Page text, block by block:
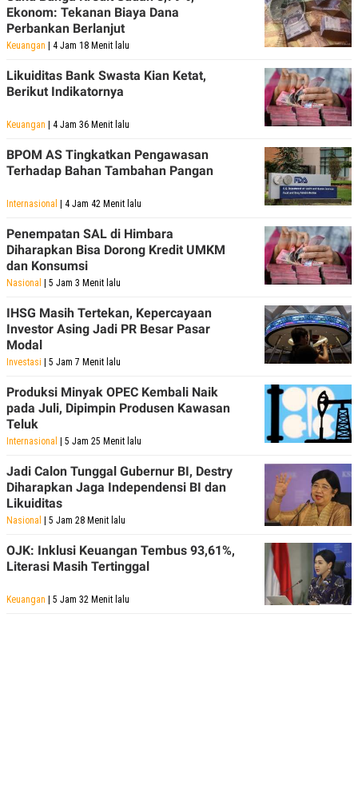
Ekonom: Tekanan Biaya Dana
Perbankan Berlanjut
Keuangan | 4 Jam 18 Menit lalu
Likuiditas Bank Swasta Kian Ketat,
Berikut Indikatornya
Keuangan | 4 Jam 36 Menit lalu
BPOM AS Tingkatkan Pengawasan
Terhadap Bahan Tambahan Pangan
Internasional | 4 Jam 42 Menit lalu
Penempatan SAL di Himbara
Diharapkan Bisa Dorong Kredit UMKM
dan Konsumsi
Nasional | 5 Jam 3 Menit lalu
IHSG Masih Tertekan, Kepercayaan
Investor Asing Jadi PR Besar Pasar
Modal
Investasi | 5 Jam 7 Menit lalu
Produksi Minyak OPEC Kembali Naik
pada Juli, Dipimpin Produsen Kawasan
Teluk
Internasional | 5 Jam 25 Menit lalu
Jadi Calon Tunggal Gubernur BI, Destry
Diharapkan Jaga Independensi BI dan
Likuiditas
Nasional | 5 Jam 28 Menit lalu
OJK: Inklusi Keuangan Tembus 93,61%,
Literasi Masih Tertinggal
Keuangan | 5 Jam 32 Menit lalu